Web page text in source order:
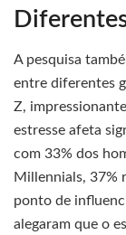
A pesquisa
entre diferentes
Z,
estresse afeta
com 33% dos
Millennials, 37%
ponto de
alegaram que o